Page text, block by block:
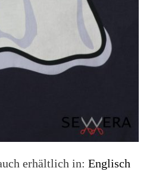
erhältlich in: Englisch